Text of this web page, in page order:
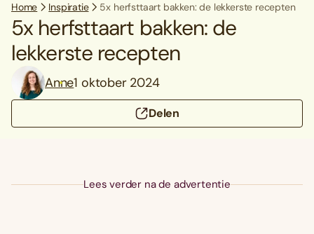
Home Inspiratie 5x herfsttaart bakken: de lekkerste recepten
5x herfsttaart bakken: de
lekkerste recepten
Anne1 oktober 2024
Delen
Lees verder na de advertentie